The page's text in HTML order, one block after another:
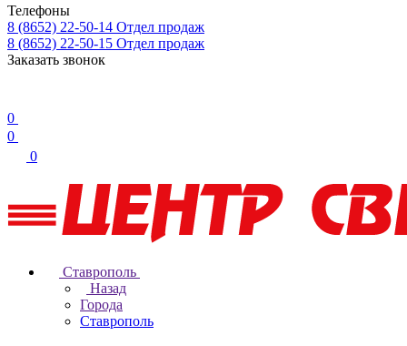
Телефоны
8 (8652) 22-50-14 Отдел продаж
8 (8652) 22-50-15 Отдел продаж
Заказать звонок
0
0
0
Ставрополь
Назад
Города
Ставрополь